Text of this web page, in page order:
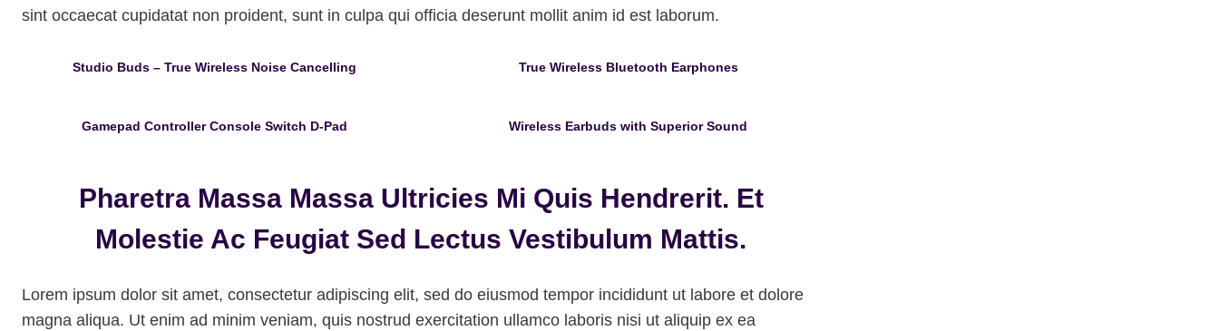
sint occaecat cupidatat non proident, sunt in culpa qui officia deserunt mollit anim id est laborum.
Studio Buds – True Wireless Noise Cancelling True Wireless Bluetooth Earphones
Gamepad Controller Console Switch D-Pad Wireless Earbuds with Superior Sound
Pharetra Massa Massa Ultricies Mi Quis Hendrerit. Et
Molestie Ac Feugiat Sed Lectus Vestibulum Mattis.
Lorem ipsum dolor sit amet, consectetur adipiscing elit, sed do eiusmod tempor incididunt ut labore et dolore
magna aliqua. Ut enim ad minim veniam, quis nostrud exercitation ullamco laboris nisi ut aliquip ex ea